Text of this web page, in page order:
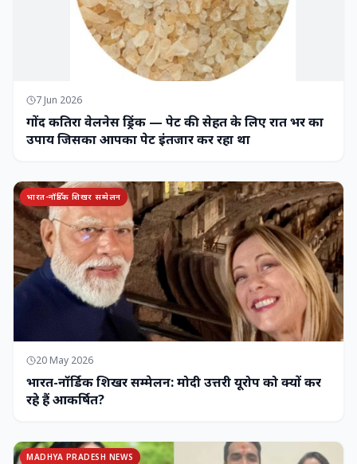
7 Jun 2026
गोंद कतिरा वेलनेस ड्रिंक — पेट की सेहत के लिए रात भर का
उपाय जिसका आपका पेट इंतजार कर रहा था
भारत-नॉर्डिक शिखर सम्मेलन
20 May 2026
भारत-नॉर्डिक शिखर सम्मेलन: मोदी उत्तरी यूरोप को क्यों कर
रहे हैं आकर्षित?
MADHYA PRADESH NEWS